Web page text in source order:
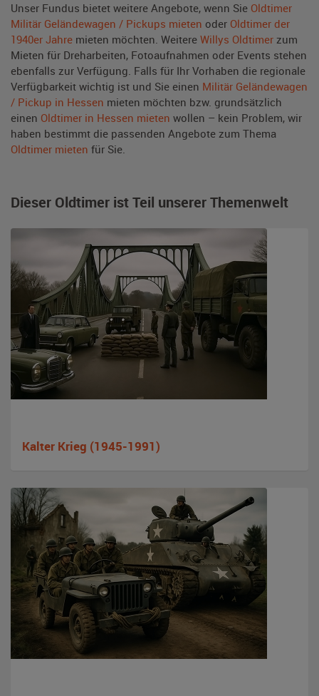
Unser Fundus bietet weitere Angebote, wenn Sie Oldtimer
Militär Geländewagen / Pickups mieten oder Oldtimer der
1940er Jahre mieten möchten. Weitere Willys Oldtimer zum
Mieten für Dreharbeiten, Fotoaufnahmen oder Events stehen
ebenfalls zur Verfügung. Falls für Ihr Vorhaben die regionale
Verfügbarkeit wichtig ist und Sie einen Militär Geländewagen
/ Pickup in Hessen mieten möchten bzw. grundsätzlich
einen Oldtimer in Hessen mieten wollen – kein Problem, wir
haben bestimmt die passenden Angebote zum Thema
Oldtimer mieten für Sie.
Dieser Oldtimer ist Teil unserer Themenwelt
Kalter Krieg (1945-1991)